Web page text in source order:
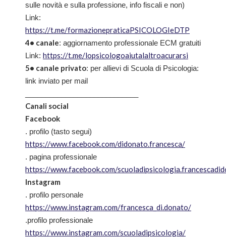
sulle novità e sulla professione, info fiscali e non)
Link:
https://t.me/formazionepraticaPSICOLOGIeDTP
4• canale: aggiornamento professionale ECM gratuiti
Link: https://t.me/lopsicologoaiutalaltroacurarsi
5• canale privato: per allievi di Scuola di Psicologia:
link inviato per mail
Canali social
Facebook
. profilo (tasto segui)
https://www.facebook.com/didonato.francesca/
. pagina professionale
https://www.facebook.com/
Instagram
. profilo personale
https://www.instagram.com/francesca_di.donato/
.profilo professionale
https://www.instagram.com/scuoladipsicologia/